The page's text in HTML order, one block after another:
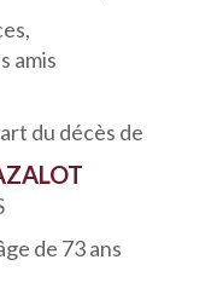
amis
du décès de
de 73 ans